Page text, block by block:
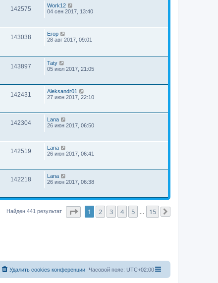
142575
Work12
04 сен 2017, 13:40
143038
Егор
28 авг 2017, 09:01
143897
Taty
05 июл 2017, 21:05
142431
Aleksandr01
27 июн 2017, 22:10
142304
Lana
26 июн 2017, 06:50
142519
Lana
26 июн 2017, 06:41
142218
Lana
26 июн 2017, 06:38
Найден 441 результат Страница 1 из15
1 2 3 4 5 15
Часовой пояс: UTC+02:00
Удалить cookies конференции